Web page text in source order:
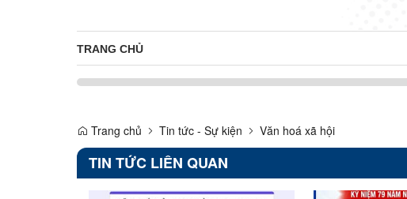
TRANG CHỦ
Trang chủ Tin tức - Sự kiện Văn hoá xã hội
TIN TỨC LIÊN QUAN